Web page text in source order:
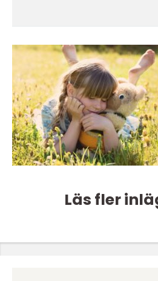
Läs fler